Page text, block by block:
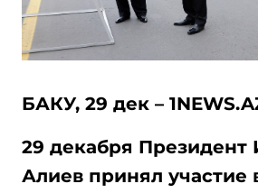
БАКУ, 29 дек –
29 декабря Президент
Алиев принял участие